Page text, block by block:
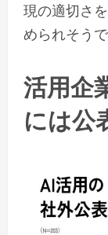
現の適切さ
められそうで
活用企
には公